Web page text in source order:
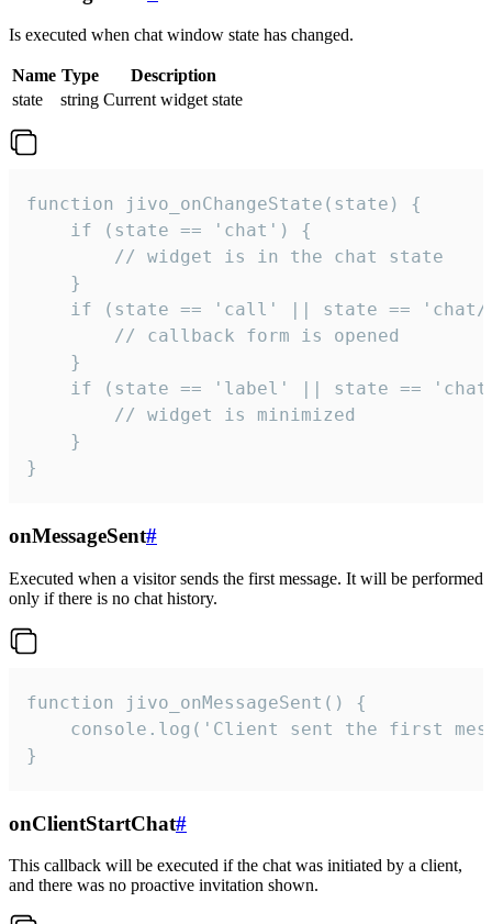
Is executed when chat window state has changed.
Name Type
Description
state
string Current widget state
function jivo_onChangeState(state) {
    if (state == 'chat') {
        // widget is in the chat state
    }
if (state == 'call' || state ==
        // callback form is opened
    }
if (state == 'label' || state ==
        // widget is minimized
    }
}
onMessageSent#
Executed when a visitor sends the first message. It will be performed
only if there is no chat history.
function jivo_onMessageSent() {
console.log('Client sent the first
}
onClientStartChat#
This callback will be executed if the chat was initiated by a client,
and there was no proactive invitation shown.